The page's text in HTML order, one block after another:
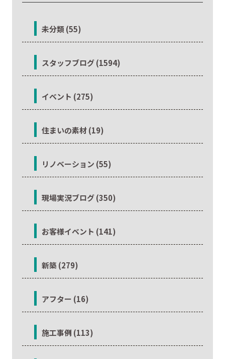
未分類 (55)
スタッフブログ (1594)
イベント (275)
住まいの素材 (19)
リノベーション (55)
現場実況ブログ (350)
お客様イベント (141)
新築 (279)
アフター (16)
施工事例 (113)